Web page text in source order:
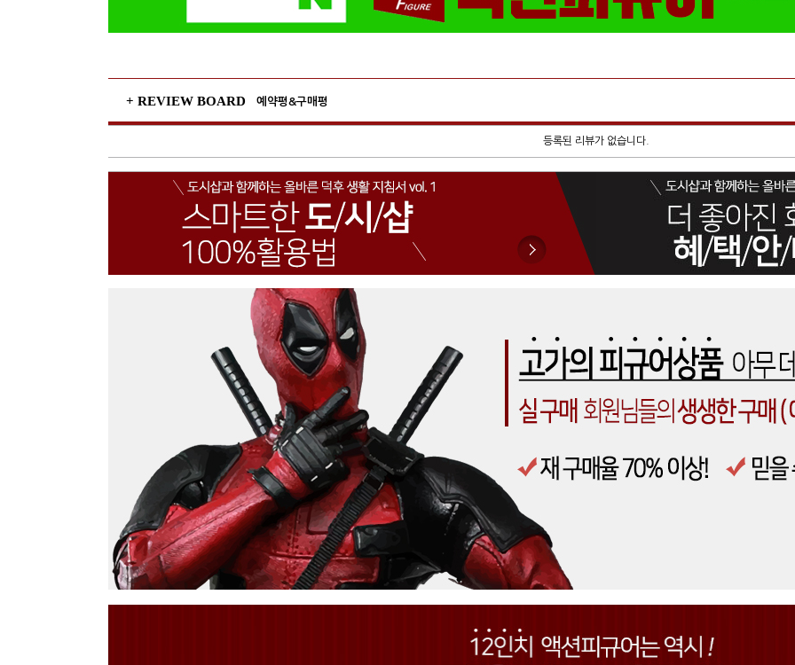
+ REVIEW BOARD 예약평&구매평
등록된 리뷰가 없습니다.